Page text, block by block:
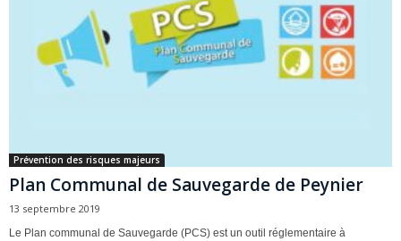
Prévention des risques majeurs
Plan Communal de Sauvegarde de Peynier
13 septembre 2019
Le Plan communal de Sauvegarde (PCS) est un outil réglementaire à